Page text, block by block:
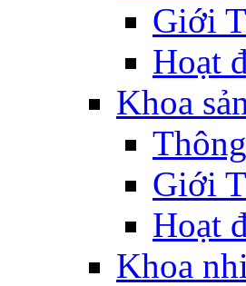
Giới
Hoạt
Khoa
Giới
Hoạt
Khoa nhi